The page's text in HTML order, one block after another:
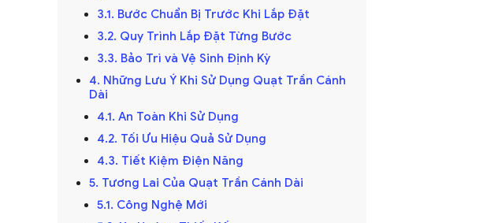
3.1. Bước Chuẩn Bị Trước Khi Lắp Đặt
3.2. Quy Trình Lắp Đặt Từng Bước
3.3. Bảo Trì và Vệ Sinh Định Kỳ
4. Những Lưu Ý Khi Sử Dụng Quạt Trần Cánh
Dài
4.1. An Toàn Khi Sử Dụng
4.2. Tối Ưu Hiệu Quả Sử Dụng
4.3. Tiết Kiệm Điện Năng
5. Tương Lai Của Quạt Trần Cánh Dài
5.1. Công Nghệ Mới